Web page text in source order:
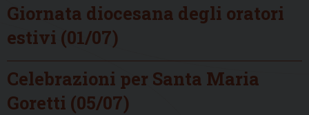
Giornata diocesana degli oratori
estivi (01/07)
Celebrazioni per Santa Maria
Goretti (05/07)